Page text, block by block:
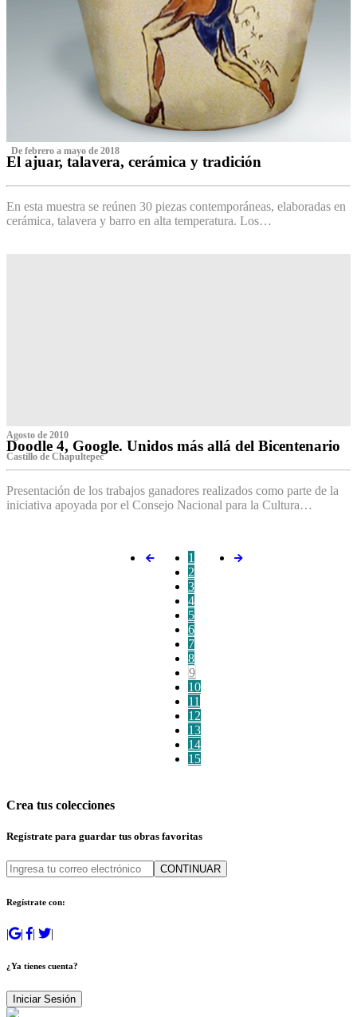
‌ De febrero a mayo de 2018
El ajuar, talavera, cerámica y tradición
En esta muestra se reúnen 30 piezas contemporáneas, elaboradas en
cerámica, talavera y barro en alta temperatura. Los…
Agosto de 2010
Doodle 4, Google. Unidos más allá del Bicentenario
Castillo de Chapultepec
Presentación de los trabajos ganadores realizados como parte de la
iniciativa apoyada por el Consejo Nacional para la Cultura…
1
2
3
4
5
6
7
8
9
10
11
12
13
14
15
Crea tus colecciones
Regístrate para guardar tus obras favoritas
CONTINUAR
Regístrate con:
| | | |
¿Ya tienes cuenta?
Iniciar Sesión